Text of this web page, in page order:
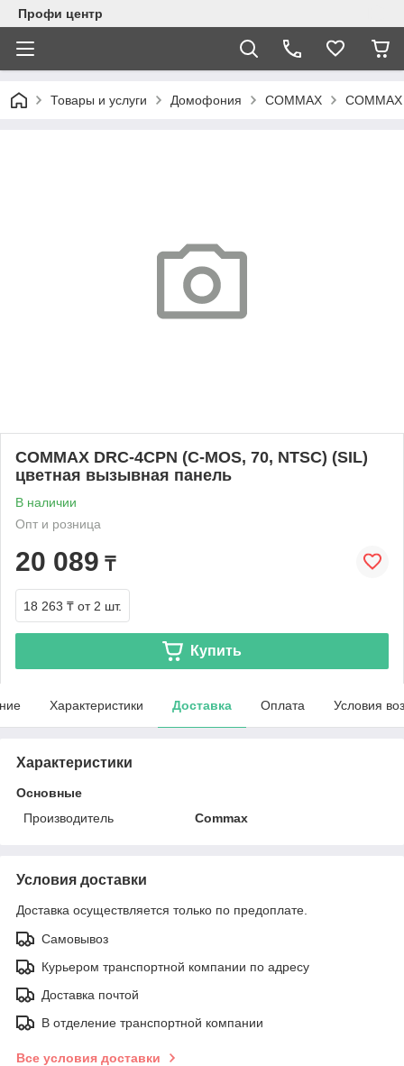
Профи центр
Товары и услуги Домофония COMMAX
COMMAX DRC-4CPN (С-MOS, 70, NTSC) (SIL)
цветная вызывная панель
В наличии
Опт и розница
20 089 ₸
18 263 ₸ от 2 шт.
Купить
Характеристики Доставка Оплата Условия
Характеристики
Основные
Производитель
Commax
Условия доставки
Доставка осуществляется только по предоплате.
Самовывоз
Курьером транспортной компании по адресу
Доставка почтой
В отделение транспортной компании
Все условия доставки